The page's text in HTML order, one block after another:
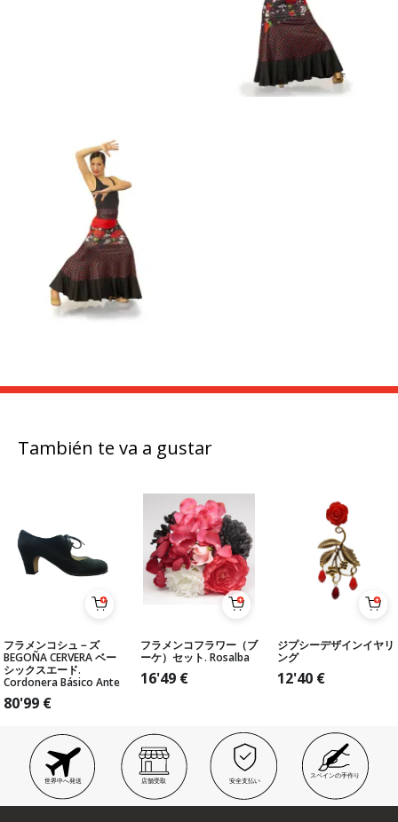
También te va a gustar
フラメンコシュ－ズ
BEGOÑA CERVERA ベー
シックスエード.
Cordonera Básico Ante
80'99 €
フラメンコフラワー（ブ
ーケ）セット. Rosalba
16'49 €
ジプシーデザインイヤリ
ング
12'40 €
世界中へ発送 店舗受取 安全支払い
スペインの手作り